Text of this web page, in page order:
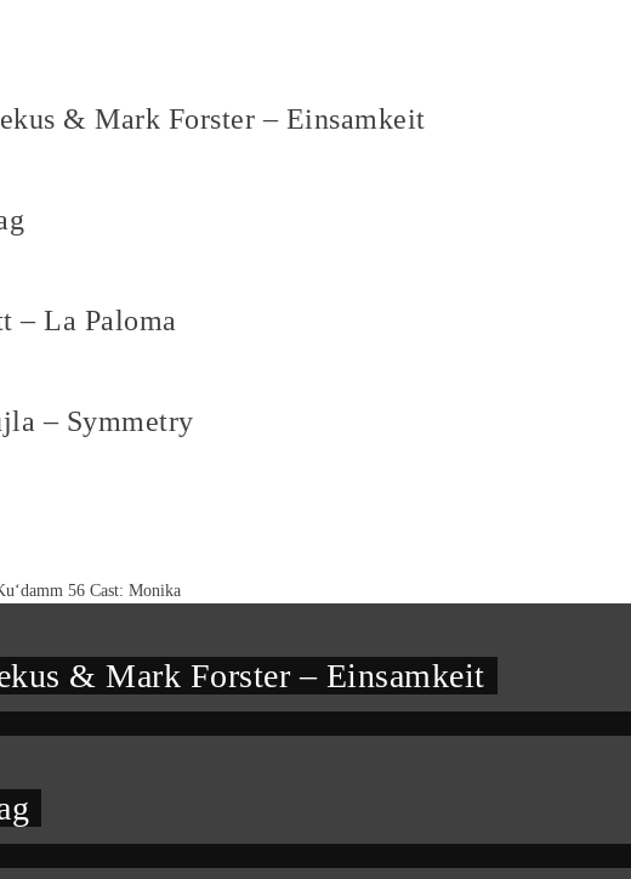
& Mark Forster – Einsamkeit
– La Paloma
– Symmetry
56 Cast: Monika
& Mark Forster – Einsamkeit